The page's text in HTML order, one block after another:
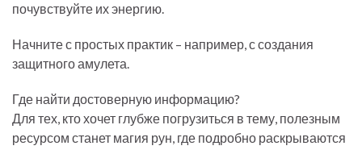
почувствуйте их энергию.
Начните с простых практик – например, с создания
защитного амулета.
Где найти достоверную информацию?
Для тех, кто хочет глубже погрузиться в тему, полезным
ресурсом станет магия рун, где подробно раскрываются